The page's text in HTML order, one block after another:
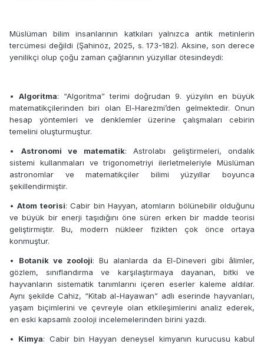
Müslüman bilim insanlarının katkıları yalnızca antik metinlerin
tercümesi değildi (Şahinöz, 2025, s. 173-182). Aksine, son derece
yenilikçi olup çoğu zaman çağlarının yüzyıllar ötesindeydi:
• Algoritma: “Algoritma” terimi doğrudan 9. yüzyılın en büyük
matematikçilerinden biri olan El-Harezmi’den gelmektedir. Onun
hesap yöntemleri ve denklemler üzerine çalışmaları cebirin
temelini oluşturmuştur.
• Astronomi ve matematik: Astrolabı geliştirmeleri, ondalık
sistemi kullanmaları ve trigonometriyi ilerletmeleriyle Müslüman
astronomlar ve matematikçiler bilimi yüzyıllar boyunca
şekillendirmiştir.
•Atom teorisi: Cabir bin Hayyan, atomların bölünebilir olduğunu
ve büyük bir enerji taşıdığını öne süren erken bir madde teorisi
geliştirmiştir. Bu, modern nükleer fizikten çok önce ortaya
konmuştur.
• Botanik ve zooloji: Bu alanlarda da El-Dineveri gibi âlimler,
gözlem, sınıflandırma ve karşılaştırmaya dayanan, bitki ve
hayvanların sistematik tanımlarını içeren eserler kaleme aldılar.
Aynı şekilde Cahiz, “Kitab al-Hayawan” adlı eserinde hayvanları,
yaşam biçimlerini ve çevreyle olan etkileşimlerini analiz ederek,
en eski kapsamlı zooloji incelemelerinden birini yazdı.
• Kimya: Cabir bin Hayyan deneysel kimyanın kurucusu kabul